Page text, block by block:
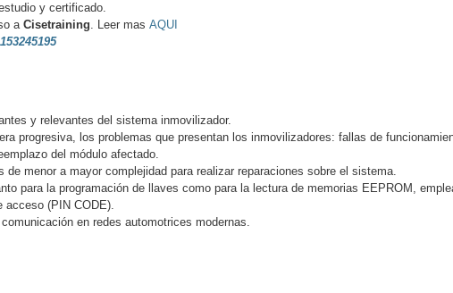
y certificado.
aCisetraining. Leer mas AQUI
y relevantes del sistema inmovilizador.
progresiva, los problemas que presentan los inmovilizadores: fallas de
del módulo afectado.
de menor a mayor complejidad para realizar reparaciones sobre el sistema.
para la programación de llaves como para la lectura de memorias EEPROM,
acceso (PIN CODE).
en redes automotrices modernas.